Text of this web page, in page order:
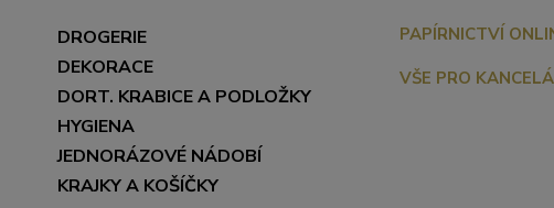
DROGERIE
DEKORACE
DORT. KRABICE A PODLOŽKY
HYGIENA
JEDNORÁZOVÉ NÁDOBÍ
KRAJKY A KOŠÍČKY
PAPÍRNICTVÍ
VŠE PRO